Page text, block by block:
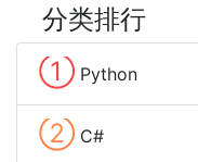
分类排行
① Python
② C#